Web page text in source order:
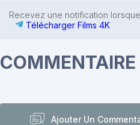
Recevez une notification
Télécharger Films 4K
COMMENTAIRE
Ajouter Un